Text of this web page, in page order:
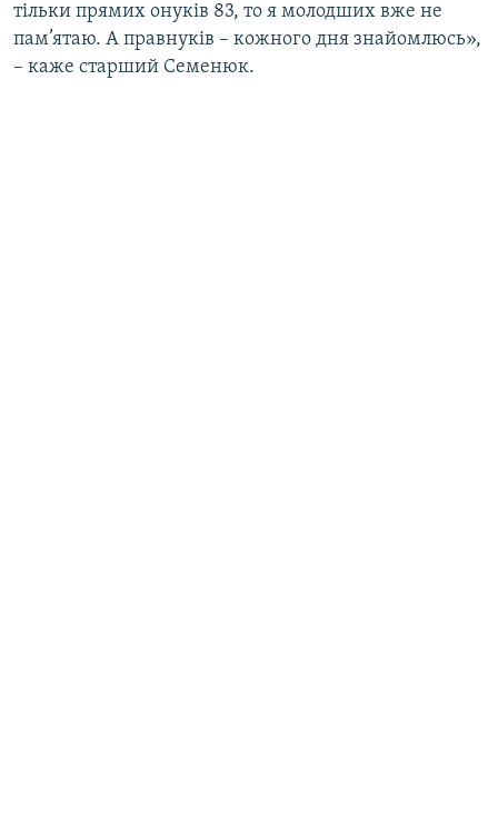
тільки прямих онуків 83, то я молодших вже не
пам’ятаю. А правнуків – кожного дня знайомлюсь»,
– каже старший Семенюк.